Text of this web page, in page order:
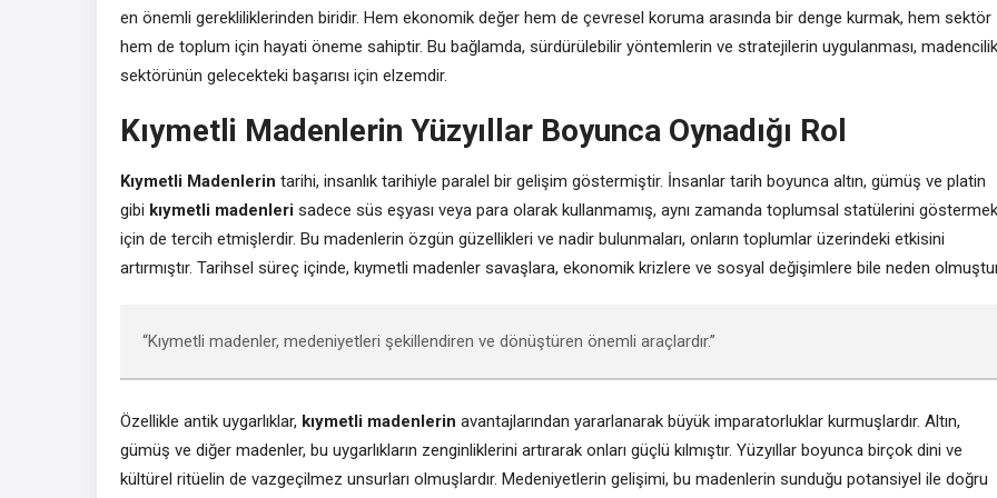
en önemli gerekliliklerinden biridir. Hem ekonomik değer hem de çevresel koruma arasında bir denge kurmak, hem sektör
hem de toplum için hayati öneme sahiptir. Bu bağlamda, sürdürülebilir yöntemlerin ve stratejilerin uygulanması, madencilik
sektörünün gelecekteki başarısı için elzemdir.
Kıymetli Madenlerin Yüzyıllar Boyunca Oynadığı Rol
Kıymetli Madenlerin tarihi, insanlık tarihiyle paralel bir gelişim göstermiştir. İnsanlar tarih boyunca altın, gümüş ve platin
gibi kıymetli madenleri sadece süs eşyası veya para olarak kullanmamış, aynı zamanda toplumsal statülerini göstermek
için de tercih etmişlerdir. Bu madenlerin özgün güzellikleri ve nadir bulunmaları, onların toplumlar üzerindeki etkisini
artırmıştır. Tarihsel süreç içinde, kıymetli madenler savaşlara, ekonomik krizlere ve sosyal değişimlere bile neden
“Kıymetli madenler, medeniyetleri şekillendiren ve dönüştüren önemli araçlardır.”
Özellikle antik uygarlıklar, kıymetli madenlerin avantajlarından yararlanarak büyük imparatorluklar kurmuşlardır. Altın,
gümüş ve diğer madenler, bu uygarlıkların zenginliklerini artırarak onları güçlü kılmıştır. Yüzyıllar boyunca birçok dini ve
kültürel ritüelin de vazgeçilmez unsurları olmuşlardır. Medeniyetlerin gelişimi, bu madenlerin sunduğu potansiyel ile doğru